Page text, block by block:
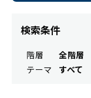
検索条件
階層
全階層
テーマ
すべて